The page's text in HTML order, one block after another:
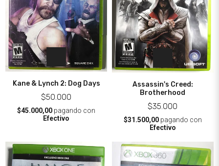
Kane & Lynch 2: Dog Days
$50.000
$45.000,00 pagando con
Efectivo
Assassin's Creed:
Brotherhood
$35.000
$31.500,00pagando con
Efectivo